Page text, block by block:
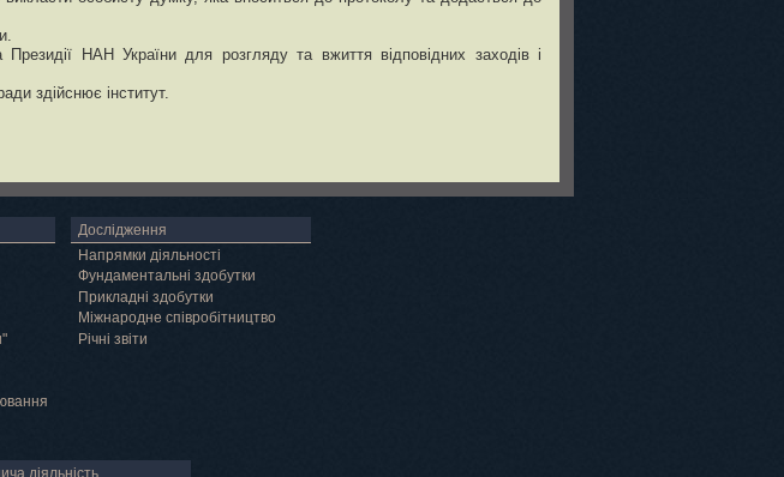
НАН України для розгляду та вжиття відповідних заходів і
здійснює інститут.
Дослідження
Напрямки діяльності
Фундаментальні здобутки
Прикладні здобутки
Міжнародне співробітництво
Річні звіти
діяльність